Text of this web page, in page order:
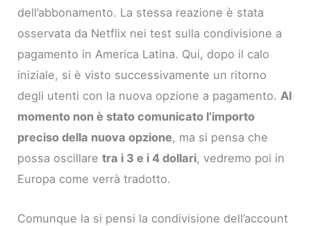
dell’abbonamento. La stessa reazione è stata
osservata da Netflix nei test sulla condivisione a
pagamento in America Latina. Qui, dopo il calo
iniziale, si è visto successivamente un ritorno
degli utenti con la nuova opzione a pagamento.Al
momento non è stato comunicato l’importo
preciso della nuova opzione, ma si pensa che
possa oscillaretra i 3 e i 4 dollari, vedremo poi in
Europa come verrà tradotto.
Comunque la si pensi la condivisione dell’account